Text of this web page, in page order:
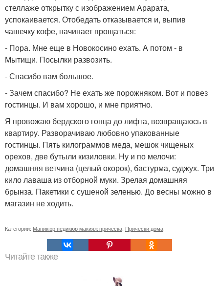
стеллаже открытку с изображением Арарата,
успокаивается. Отобедать отказывается и, выпив
чашечку кофе, начинает прощаться:
- Пора. Мне еще в Новокосино ехать. А потом - в
Мытищи. Посылки развозить.
- Спасибо вам большое.
- Зачем спасибо? Не ехать же порожняком. Вот и повез
гостинцы. И вам хорошо, и мне приятно.
Я провожаю бердского гонца до лифта, возвращаюсь в
квартиру. Разворачиваю любовно упакованные
гостинцы. Пять килограммов меда, мешок чищеных
орехов, две бутыли кизиловки. Ну и по мелочи:
домашняя ветчина (целый окорок), бастурма, суджух. Три
кило лаваша из отборной муки. Зрелая домашняя
брынза. Пакетики с сушеной зеленью. До весны можно в
магазин не ходить.
Категории: Маникюр педикюр макияж прическа Прически дома
Читайте также